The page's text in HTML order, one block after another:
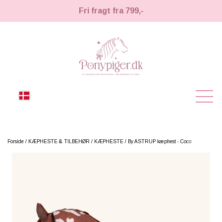
Fri fragt fra 799,-
NYHEDER
TIL HESTEPIGER
Forside KÆPHESTE & TILBEHØR KÆPHESTE By ASTRUP kæphest - Coco